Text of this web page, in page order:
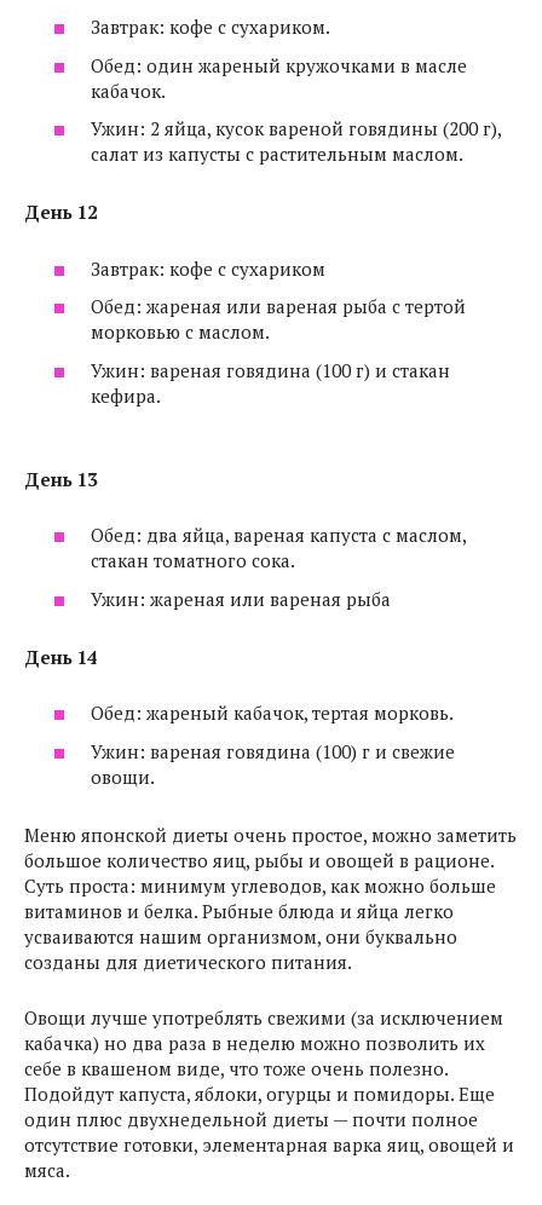
Завтрак: кофе с сухариком.
Обед: один жареный кружочками в масле
кабачок.
Ужин: 2 яйца, кусок вареной говядины (200 г),
салат из капусты с растительным маслом.
День 12
Завтрак: кофе с сухариком
Обед: жареная или вареная рыба с тертой
морковью с маслом.
Ужин: вареная говядина (100 г) и стакан
кефира.
День 13
Обед: два яйца, вареная капуста с маслом,
стакан томатного сока.
Ужин: жареная или вареная рыба
День 14
Обед: жареный кабачок, тертая морковь.
Ужин: вареная говядина (100) г и свежие
овощи.
Меню японской диеты очень простое, можно заметить
большое количество яиц, рыбы и овощей в рационе.
Суть проста: минимум углеводов, как можно больше
витаминов и белка. Рыбные блюда и яйца легко
усваиваются нашим организмом, они буквально
созданы для диетического питания.
Овощи лучше употреблять свежими (за исключением
кабачка) но два раза в неделю можно позволить их
себе в квашеном виде, что тоже очень полезно.
Подойдут капуста, яблоки, огурцы и помидоры. Еще
один плюс двухнедельной диеты — почти полное
отсутствие готовки, элементарная варка яиц, овощей и
мяса.